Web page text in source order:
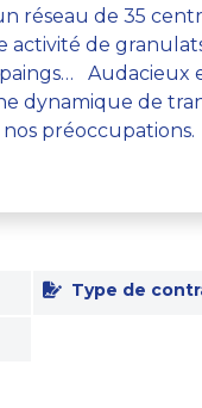
réseau de 35
de
dynamique de
préoccupations.
Type de